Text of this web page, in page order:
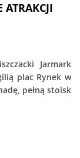
Jarmark
plac Rynek w
pełną stoisk